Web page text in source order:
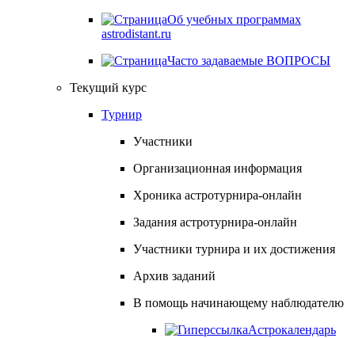
Об учебных программах
astrodistant.ru
Часто задаваемые ВОПРОСЫ
Текущий курс
Турнир
Участники
Организационная информация
Хроника астротурнира-онлайн
Задания астротурнира-онлайн
Участники турнира и их достижения
Архив заданий
В помощь начинающему наблюдателю
Астрокалендарь